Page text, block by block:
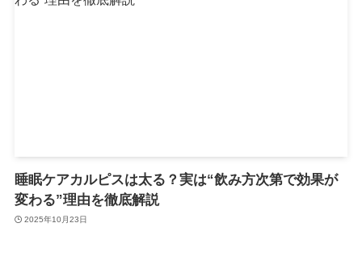
睡眠ケアカルピスは太る？実は“飲み方次第で効果が
変わる”理由を徹底解説
2025年10月23日